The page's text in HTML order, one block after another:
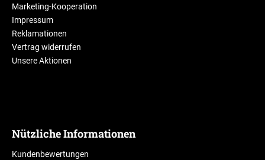
Marketing-Kooperation
Impressum
Reklamationen
Vertrag widerrufen
Unsere Aktionen
Nützliche Informationen
Kundenbewertungen